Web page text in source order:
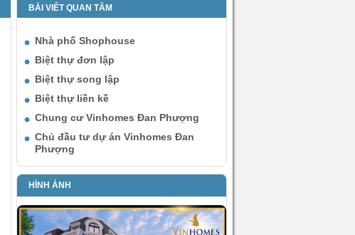
BÀI VIẾT QUAN TÂM
Nhà phố Shophouse
Biệt thự đơn lập
Biệt thự song lập
Biệt thự liền kề
Chung cư Vinhomes Đan Phượng
Chủ đầu tư dự án Vinhomes Đan
Phượng
HÌNH ẢNH